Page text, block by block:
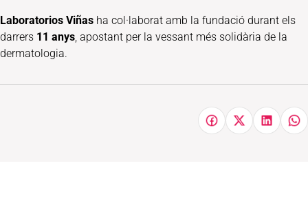
Laboratorios Viñas ha col·laborat amb la fundació durant els
darrers 11 anys , apostant per la vessant més solidària de la
dermatologia.